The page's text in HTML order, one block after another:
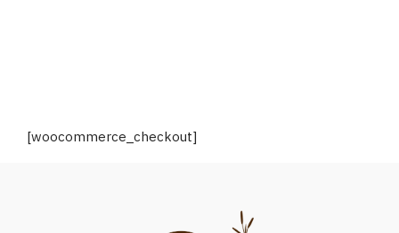
[woocommerce_checkout]